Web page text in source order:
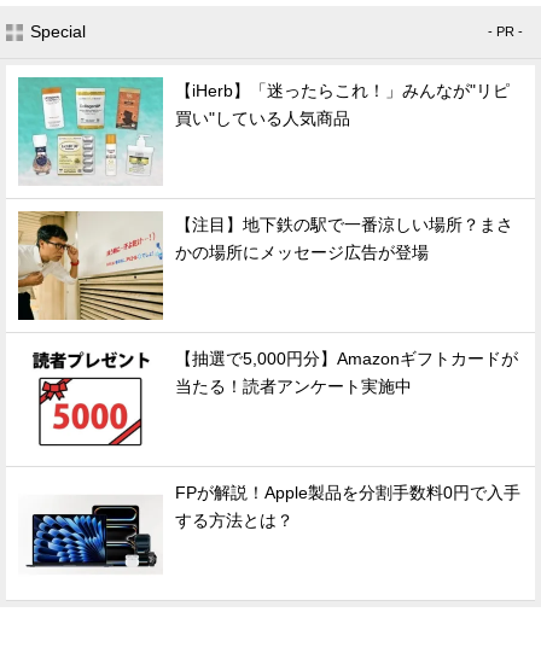
Special - PR -
【iHerb】「迷ったらこれ！」みんなが"リピ
買い"している人気商品
【注目】地下鉄の駅で一番涼しい場所？まさ
かの場所にメッセージ広告が登場
【抽選で5,000円分】Amazonギフトカードが
当たる！読者アンケート実施中
FPが解説！Apple製品を分割手数料0円で入手
する方法とは？